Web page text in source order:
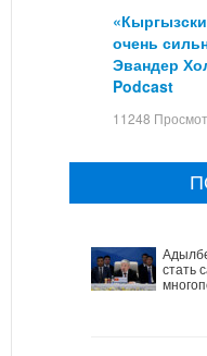
очень
Эвандер
Podcast
11248
стать